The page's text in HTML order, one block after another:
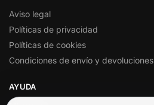
Aviso legal
Políticas de privacidad
Políticas de cookies
Condiciones de envío y devoluciones
AYUDA